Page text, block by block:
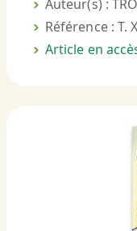
Auteur(s) :
Référence : T.
Article en